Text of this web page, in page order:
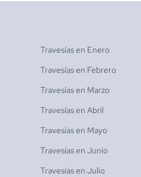
Travesías en Enero
Travesías en Febrero
Travesías en Marzo
Travesías en Abril
Travesías en Mayo
Travesías en Junio
Travesías en Julio